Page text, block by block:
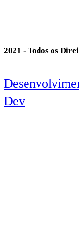
2021 - Todos os
Dev